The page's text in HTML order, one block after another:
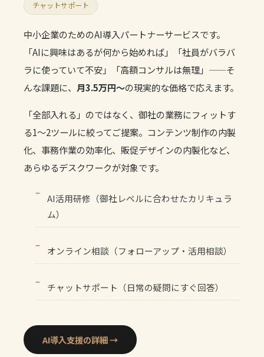
チャットサポート
中小企業のためのAI導入パートナーサービスです。
「AIに興味はあるが何から始めれば」「社員がバラバ
ラに使っていて不安」「高額コンサルは無理」——そ
んな課題に、 月3.5万円〜の現実的な価格で応えます。
「全部入れる」のではなく、御社の業務にフィットす
る1〜2ツールに絞ってご提案。コンテンツ制作の内製
化、事務作業の効率化、販促デザインの内製化など、
あらゆるデスクワークが対象です。
AI活用研修（御社レベルに合わせたカリキュラ
ム）
オンライン相談（フォローアップ・活用相談）
チャットサポート（日常の疑問にすぐ回答）
AI導入支援の詳細 →